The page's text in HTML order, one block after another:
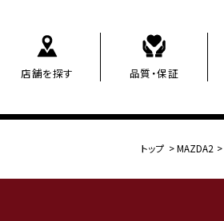
店舗を探す 品質・保証
トップ >MAZDA2 >